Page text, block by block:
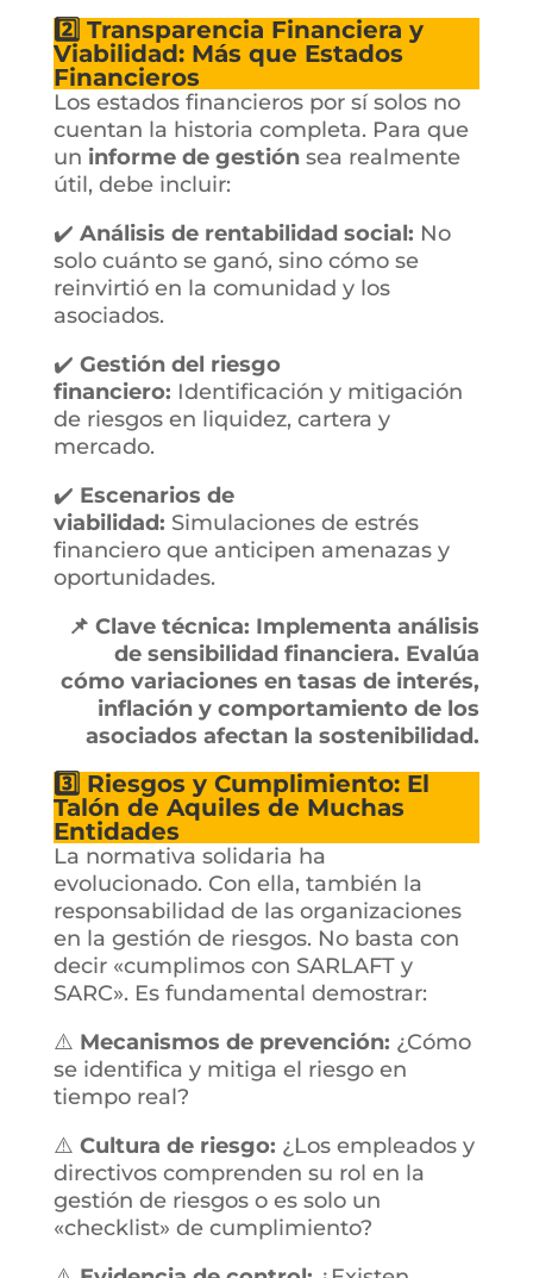
2️⃣ Transparencia Financiera y
Viabilidad: Más que Estados
Financieros
Los estados financieros por sí solos no
cuentan la historia completa. Para que
un informe de gestiónsea realmente
útil, debe incluir:
✔️ Análisis de rentabilidad social: No
solo cuánto se ganó, sino cómo se
reinvirtió en la comunidad y los
asociados.
✔️ Gestión del riesgo
financiero: Identificación y mitigación
de riesgos en liquidez, cartera y
mercado.
✔️ Escenarios de
viabilidad: Simulaciones de estrés
financiero que anticipen amenazas y
oportunidades.
📌 Clave técnica: Implementa análisis
de sensibilidad financiera. Evalúa
cómo variaciones en tasas de interés,
inflación y comportamiento de los
asociados afectan la sostenibilidad.
3️⃣ Riesgos y Cumplimiento: El
Talón de Aquiles de Muchas
Entidades
La normativa solidaria ha
evolucionado. Con ella, también la
responsabilidad de las organizaciones
en la gestión de riesgos. No basta con
decir «cumplimos con SARLAFT y
SARC». Es fundamental demostrar:
⚠️ Mecanismos de prevención: ¿Cómo
se identifica y mitiga el riesgo en
tiempo real?
⚠️ Cultura de riesgo: ¿Los empleados y
directivos comprenden su rol en la
gestión de riesgos o es solo un
«checklist» de cumplimiento?